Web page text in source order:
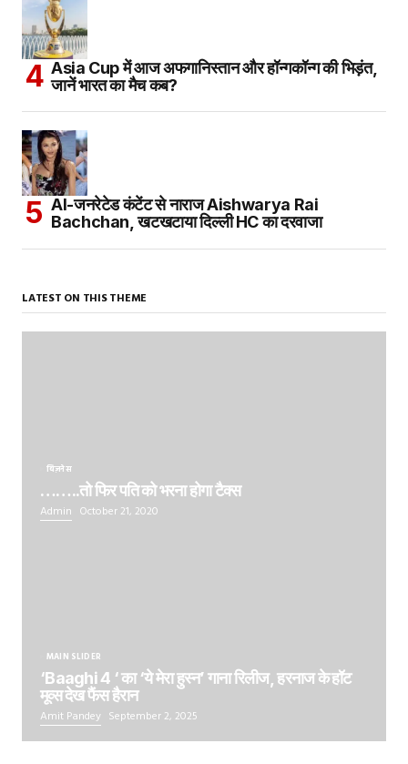
Asia Cup में आज अफगानिस्तान और हॉन्गकॉन्ग की भिड़ंत,
जानें भारत का मैच कब?
AI-जनरेटेड कंटेंट से नाराज Aishwarya Rai
Bachchan, खटखटाया दिल्ली HC का दरवाजा
LATEST ON THIS THEME
बिज़नेस
……..तो फिर पति को भरना होगा टैक्स
Admin October 21, 2020
MAIN SLIDER
‘Baaghi 4 ‘ का ‘ये मेरा हुस्न’ गाना रिलीज, हरनाज के हॉट
मूव्स देख फैंस हैरान
Amit Pandey September 2, 2025